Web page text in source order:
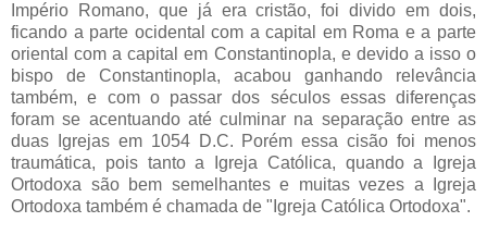
Império Romano, que já era cristão, foi divido em dois,
ficando a parte ocidental com a capital em Roma e a parte
oriental com a capital em Constantinopla, e devido a isso o
bispo de Constantinopla, acabou ganhando relevância
também, e com o passar dos séculos essas diferenças
foram se acentuando até culminar na separação entre as
duas Igrejas em 1054 D.C. Porém essa cisão foi menos
traumática, pois tanto a Igreja Católica, quando a Igreja
Ortodoxa são bem semelhantes e muitas vezes a Igreja
Ortodoxa também é chamada de "Igreja Católica Ortodoxa".